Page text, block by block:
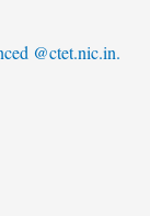
@ctet.nic.in.